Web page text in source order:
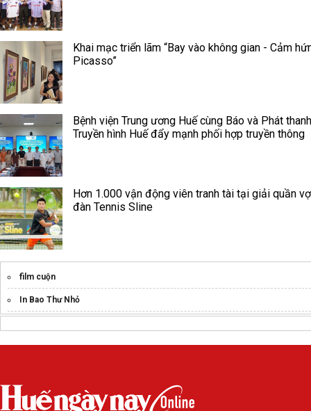
Khai mạc triển lãm “Bay vào không gian - Cảm
Picasso”
Bệnh viện Trung ương Huế cùng Báo và Phát
Truyền hình Huế đẩy mạnh phối hợp truyền thông
Hơn 1.000 vận động viên tranh tài tại giải quần
đàn Tennis Sline
film cuộn
In Bao Thư Nhỏ